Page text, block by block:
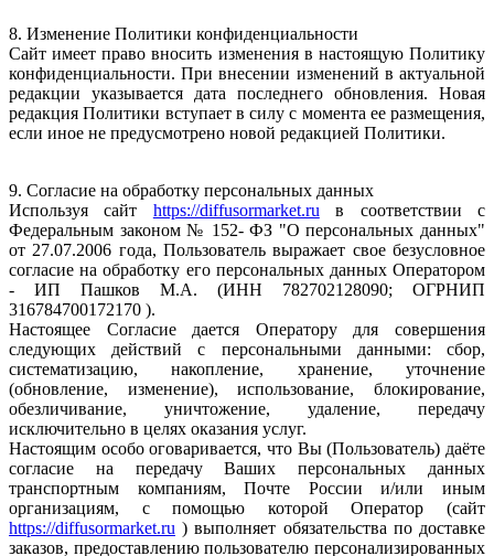
8. Изменение Политики конфиденциальности
Сайт имеет право вносить изменения в настоящую Политику
конфиденциальности. При внесении изменений в актуальной
редакции указывается дата последнего обновления. Новая
редакция Политики вступает в силу с момента ее размещения,
если иное не предусмотрено новой редакцией Политики.
9. Согласие на обработку персональных данных
Используя сайт https://diffusormarket.ru в соответствии с
Федеральным законом № 152- ФЗ "О персональных данных"
от 27.07.2006 года, Пользователь выражает свое безусловное
согласие на обработку его персональных данных Оператором
- ИП Пашков М.А. (ИНН 782702128090; ОГРНИП
316784700172170 ).
Настоящее Согласие дается Оператору для совершения
следующих действий с персональными данными: сбор,
систематизацию, накопление, хранение, уточнение
(обновление, изменение), использование, блокирование,
обезличивание, уничтожение, удаление, передачу
исключительно в целях оказания услуг.
Настоящим особо оговаривается, что Вы (Пользователь) даёте
согласие на передачу Ваших персональных данных
транспортным компаниям, Почте России и/или иным
организациям, с помощью которой Оператор (сайт
https://diffusormarket.ru ) выполняет обязательства по доставке
заказов, предоставлению пользователю персонализированных